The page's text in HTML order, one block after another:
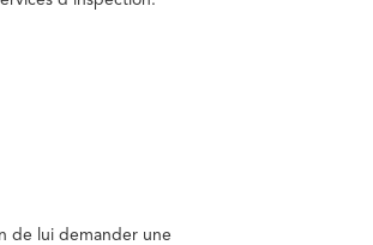
de lui demander une